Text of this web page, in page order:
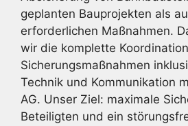
geplanten Bauprojekten als
erforderlichen Maßnahmen.
wir die komplette
Sicherungsmaßnahmen
Technik und Kommunikation
AG. Unser Ziel: maximale
Beteiligten und ein